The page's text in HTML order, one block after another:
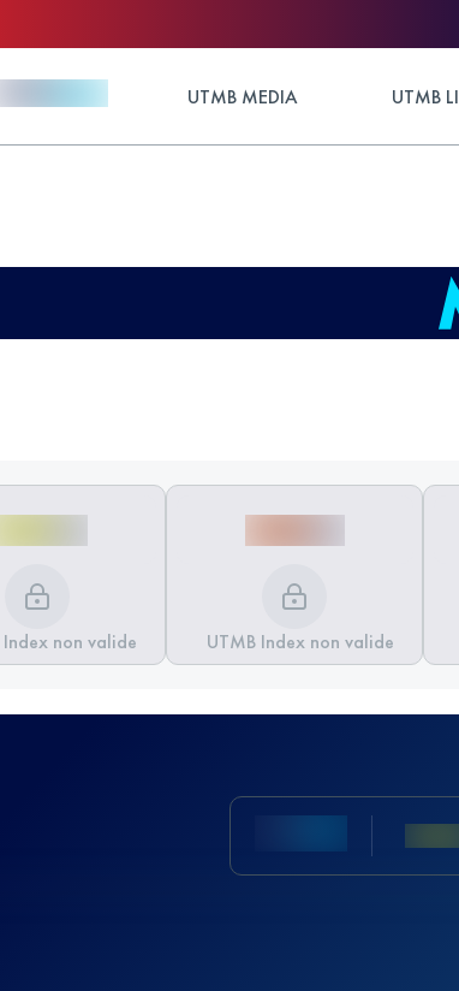
UTMB MEDIA UTMB
Index non valide UTMB Index non valide